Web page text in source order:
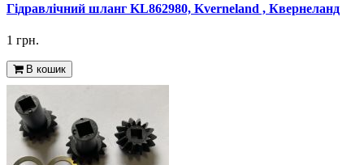
Гідравлічний шланг KL862980, Kverneland , Квернеланд
1 грн.
В кошик